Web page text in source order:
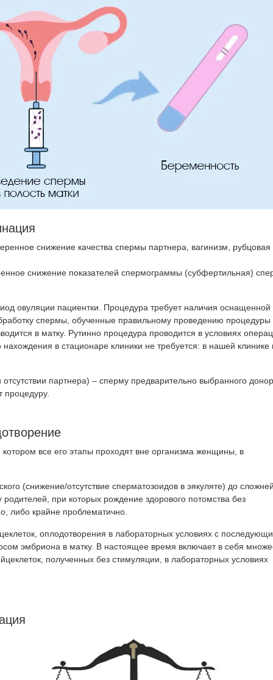
снижение качества спермы партнера, вагинизм,
снижение показателей спермограммы (субфертильная)
овуляции пациентки. Процедура требует наличия
спермы, обученные правильному проведению процедуры
в матку. Рутинно процедура проводится в условиях
в стационаре клиники не требуется: в нашей
партнера) – сперму предварительно выбранного
процедуру.
котором все его этапы проходят вне организма женщины, в
(снижение/отсутствие сперматозоидов в эякуляте) до
при которых рождение здорового потомства без
либо крайне проблематично.
оплодотворения в лабораторных условиях с
эмбриона в матку. В настоящее время включает в себя
полученных без стимуляции, в лабораторных условиях